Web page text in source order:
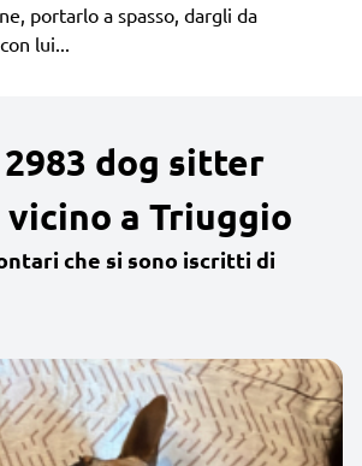
portarlo a spasso, dargli da
lui...
dog sitter
a Triuggio
che si sono iscritti di